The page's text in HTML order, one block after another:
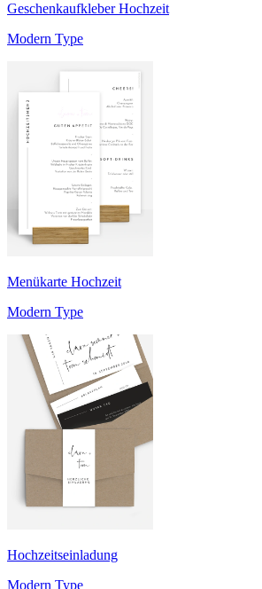
Geschenkaufkleber Hochzeit
Modern Type
Menükarte Hochzeit
Modern Type
Hochzeitseinladung
Modern Type